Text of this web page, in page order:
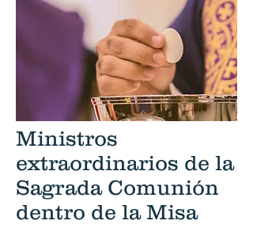
Ministros
extraordinarios de la
Sagrada Comunión
dentro de la Misa